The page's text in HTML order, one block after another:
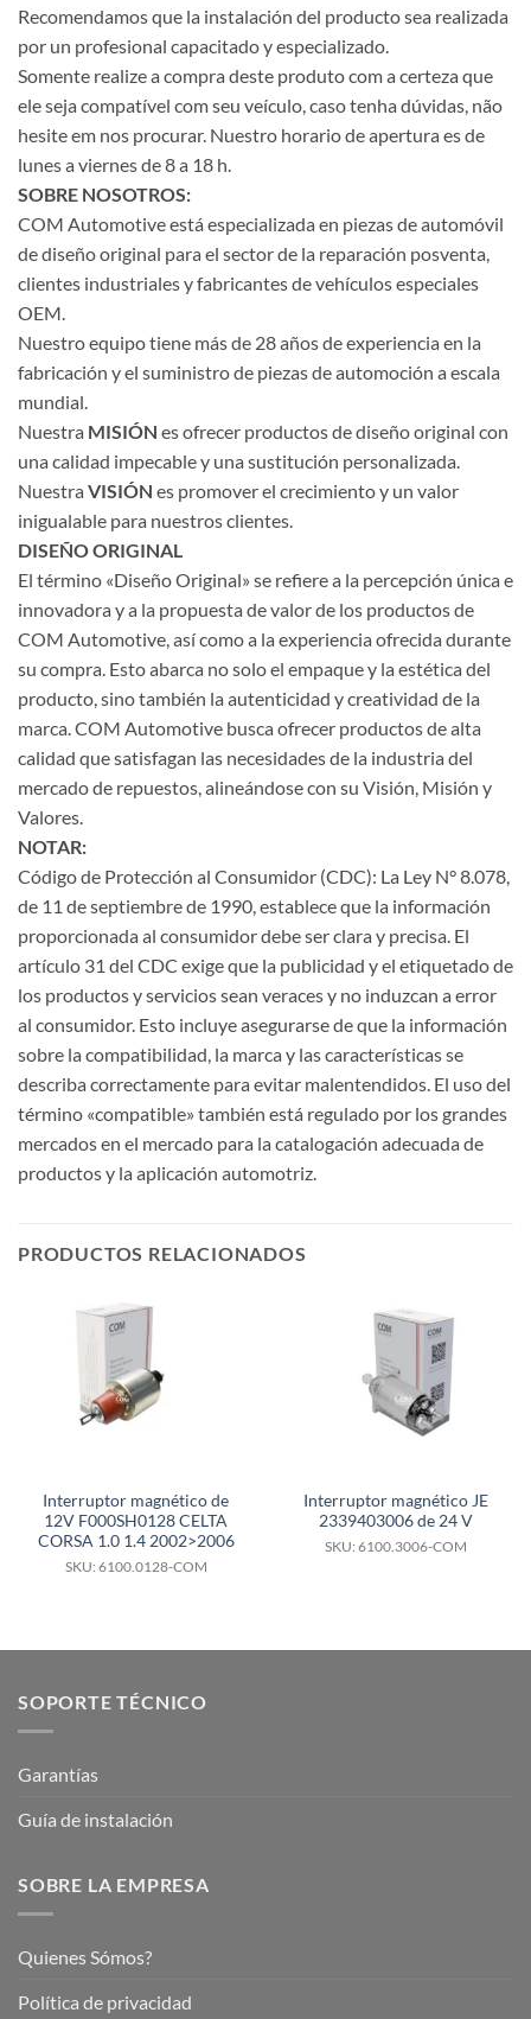
Recomendamos que la instalación del producto sea realizada
por un profesional capacitado y especializado.
Somente realize a compra deste produto com a certeza que
ele seja compatível com seu veículo, caso tenha dúvidas, não
hesite em nos procurar. Nuestro horario de apertura es de
lunes a viernes de 8 a 18 h.
SOBRE NOSOTROS:
COM Automotive está especializada en piezas de automóvil
de diseño original para el sector de la reparación posventa,
clientes industriales y fabricantes de vehículos especiales
OEM.
Nuestro equipo tiene más de 28 años de experiencia en la
fabricación y el suministro de piezas de automoción a escala
mundial.
Nuestra MISIÓN es ofrecer productos de diseño original con
una calidad impecable y una sustitución personalizada.
Nuestra VISIÓN es promover el crecimiento y un valor
inigualable para nuestros clientes.
DISEÑO ORIGINAL
El término «Diseño Original» se refiere a la percepción única e
innovadora y a la propuesta de valor de los productos de
COM Automotive, así como a la experiencia ofrecida durante
su compra. Esto abarca no solo el empaque y la estética del
producto, sino también la autenticidad y creatividad de la
marca. COM Automotive busca ofrecer productos de alta
calidad que satisfagan las necesidades de la industria del
mercado de repuestos, alineándose con su Visión, Misión y
Valores.
NOTAR:
Código de Protección al Consumidor (CDC): La Ley N° 8.078,
de 11 de septiembre de 1990, establece que la información
proporcionada al consumidor debe ser clara y precisa. El
artículo 31 del CDC exige que la publicidad y el etiquetado de
los productos y servicios sean veraces y no induzcan a error
al consumidor. Esto incluye asegurarse de que la información
sobre la compatibilidad, la marca y las características se
describa correctamente para evitar malentendidos. El uso del
término «compatible» también está regulado por los grandes
mercados en el mercado para la catalogación adecuada de
productos y la aplicación automotriz.
PRODUCTOS RELACIONADOS
Interruptor magnético de
12V F000SH0128 CELTA
CORSA 1.0 1.4 2002>2006
SKU: 6100.0128-COM
Interruptor magnético JE
2339403006 de 24 V
SKU: 6100.3006-COM
SOPORTE TÉCNICO
Garantías
Guía de instalación
SOBRE LA EMPRESA
Quienes Sómos?
Política de privacidad